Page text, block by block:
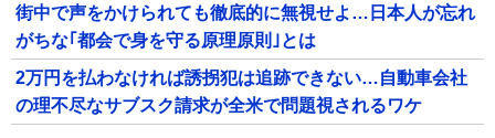
街中で声をかけられても徹底的に無視せよ…日本人が忘れ
がちな｢都会で身を守る原理原則｣とは
2万円を払わなければ誘拐犯は追跡できない…自動車会社
の理不尽なサブスク請求が全米で問題視されるワケ